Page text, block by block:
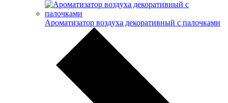
Ароматизатор воздуха декоративный с палочками